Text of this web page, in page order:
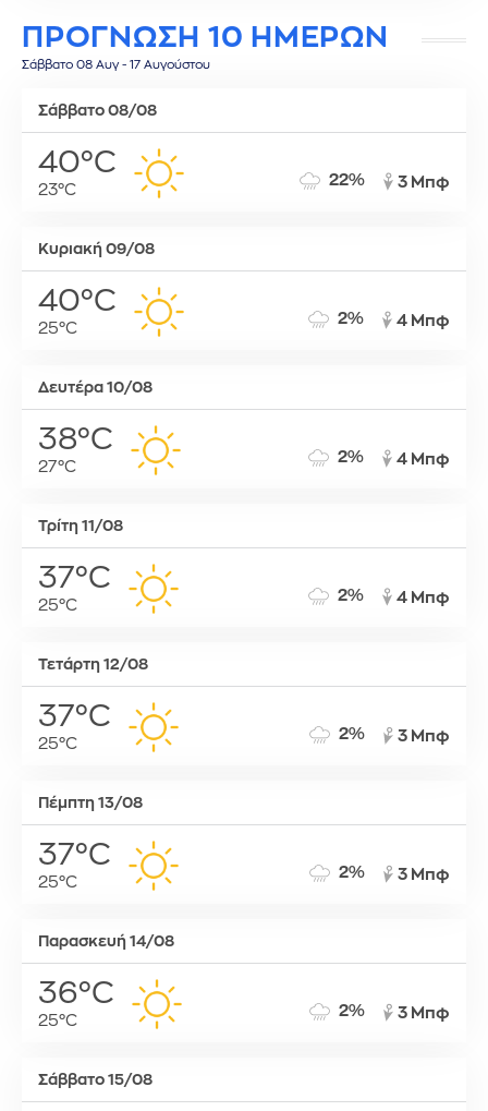
ΠΡΟΓΝΩΣΗ 10 ΗΜΕΡΩΝ
Σάββατο 08 Αυγ - 17 Αυγούστου
Σάββατο 08/08
40°C
23°C
22% 3 Μπφ
Κυριακή 09/08
40°C
25°C
2% 4 Μπφ
Δευτέρα 10/08
38°C
27°C
2% 4 Μπφ
Τρίτη 11/08
37°C
25°C
2% 4 Μπφ
Τετάρτη 12/08
37°C
25°C
2% 3 Μπφ
Πέμπτη 13/08
37°C
25°C
2% 3 Μπφ
Παρασκευή 14/08
36°C
25°C
2% 3 Μπφ
Σάββατο 15/08